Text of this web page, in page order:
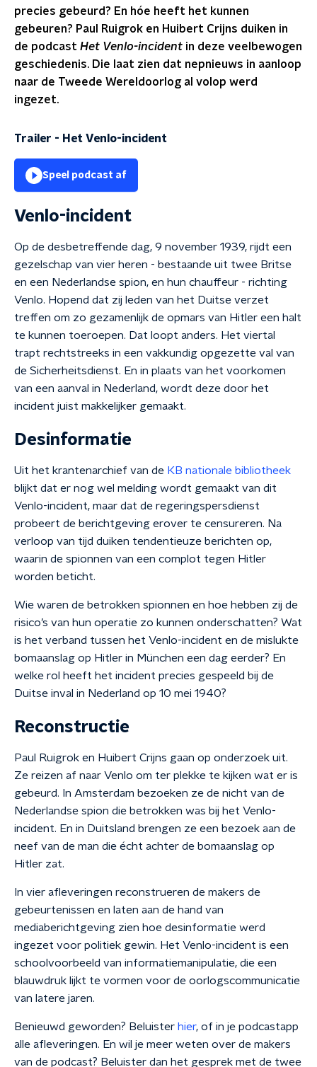
precies gebeurd? En hóe heeft het kunnen
gebeuren? Paul Ruigrok en Huibert Crijns duiken in
de podcast Het Venlo-incident in deze veelbewogen
geschiedenis. Die laat zien dat nepnieuws in aanloop
naar de Tweede Wereldoorlog al volop werd
ingezet.
Trailer - Het Venlo-incident
Speel podcast af
Venlo-incident
Op de desbetreffende dag, 9 november 1939, rijdt een
gezelschap van vier heren - bestaande uit twee Britse
en een Nederlandse spion, en hun chauffeur - richting
Venlo. Hopend dat zij leden van het Duitse verzet
treffen om zo gezamenlijk de opmars van Hitler een halt
te kunnen toeroepen. Dat loopt anders. Het viertal
trapt rechtstreeks in een vakkundig opgezette val van
de Sicherheitsdienst. En in plaats van het voorkomen
van een aanval in Nederland, wordt deze door het
incident juist makkelijker gemaakt.
Desinformatie
Uit het krantenarchief van de KB nationale bibliotheek
blijkt dat er nog wel melding wordt gemaakt van dit
Venlo-incident, maar dat de regeringspersdienst
probeert de berichtgeving erover te censureren. Na
verloop van tijd duiken tendentieuze berichten op,
waarin de spionnen van een complot tegen Hitler
worden beticht.
Wie waren de betrokken spionnen en hoe hebben zij de
risico’s van hun operatie zo kunnen onderschatten? Wat
is het verband tussen het Venlo-incident en de mislukte
bomaanslag op Hitler in München een dag eerder? En
welke rol heeft het incident precies gespeeld bij de
Duitse inval in Nederland op 10 mei 1940?
Reconstructie
Paul Ruigrok en Huibert Crijns gaan op onderzoek uit.
Ze reizen af naar Venlo om ter plekke te kijken wat er is
gebeurd. In Amsterdam bezoeken ze de nicht van de
Nederlandse spion die betrokken was bij het Venlo-
incident. En in Duitsland brengen ze een bezoek aan de
neef van de man die écht achter de bomaanslag op
Hitler zat.
In vier afleveringen reconstrueren de makers de
gebeurtenissen en laten aan de hand van
mediaberichtgeving zien hoe desinformatie werd
ingezet voor politiek gewin. Het Venlo-incident is een
schoolvoorbeeld van informatiemanipulatie, die een
blauwdruk lijkt te vormen voor de oorlogscommunicatie
van latere jaren.
Benieuwd geworden? Beluister hier, of in je podcastapp
alle afleveringen. En wil je meer weten over de makers
van de podcast? Beluister dan het gesprek met de twee